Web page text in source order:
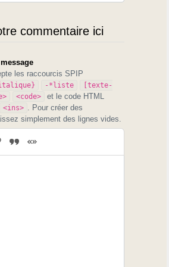
commentaire ici
les raccourcis SPIP
-*liste
[texte-
<code> et le code HTML
<ins>
. Pour créer des
simplement des lignes vides.